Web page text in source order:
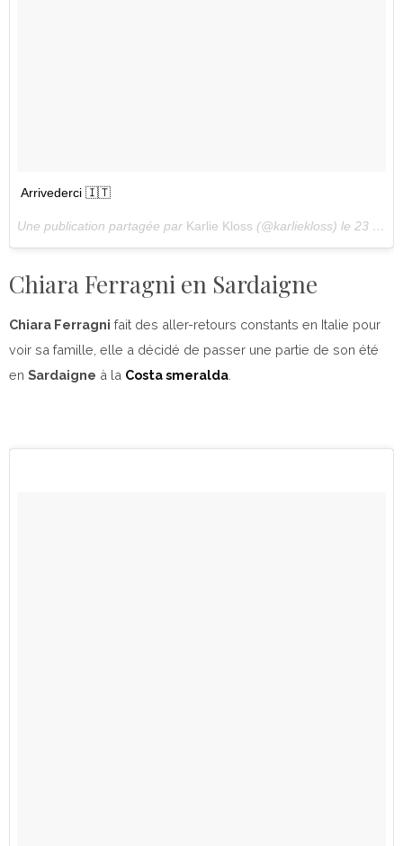
Arrivederci 🇮🇹
Une publication partagée par Karlie Kloss (@karliekloss) le 23 Juil. 2018 à 9 :01 PDT
Chiara Ferragni en Sardaigne
Chiara Ferragni fait des aller-retours constants en Italie pour
voir sa famille, elle a décidé de passer une partie de son été
en Sardaigne à la Costa smeralda